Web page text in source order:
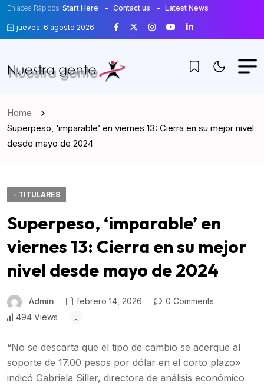
Enlaces Rápidos Start Here Contact us Latest News
jueves, 6 agosto 2026
Home
Superpeso, ‘imparable’ en viernes 13: Cierra en su mejor nivel
desde mayo de 2024
- TITULARES
Superpeso, ‘imparable’ en
viernes 13: Cierra en su mejor
nivel desde mayo de 2024
Admin febrero 14, 2026
0 Comments
494 Views
“No se descarta que el tipo de cambio se acerque al
soporte de 17.00 pesos por dólar en el corto plazo»
indicó Gabriela Siller, directora de análisis económico